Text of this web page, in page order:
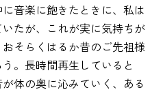
音楽に飽きたときに、私は
たが、これが実に気持ちが
そらくはるか昔のご先祖様
。長時間再生していると
体の奥に沁みていく、ある